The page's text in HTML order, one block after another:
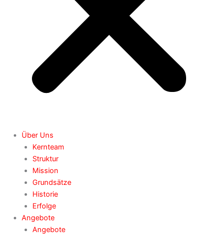
Über Uns
Kernteam
Struktur
Mission
Grundsätze
Historie
Erfolge
Angebote
Angebote